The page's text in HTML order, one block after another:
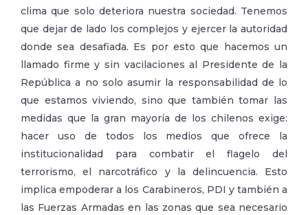
clima que solo deteriora nuestra sociedad. Tenemos
que dejar de lado los complejos y ejercer la autoridad
donde sea desafiada. Es por esto que hacemos un
llamado firme y sin vacilaciones al Presidente de la
República a no solo asumir la responsabilidad de lo
que estamos viviendo, sino que también tomar las
medidas que la gran mayoría de los chilenos exige:
hacer uso de todos los medios que ofrece la
institucionalidad para combatir el flagelo del
terrorismo, el narcotráfico y la delincuencia. Esto
implica empoderar a los Carabineros, PDI y también a
las Fuerzas Armadas en las zonas que sea necesario